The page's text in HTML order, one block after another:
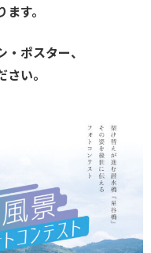
す。
ポスター、
い。